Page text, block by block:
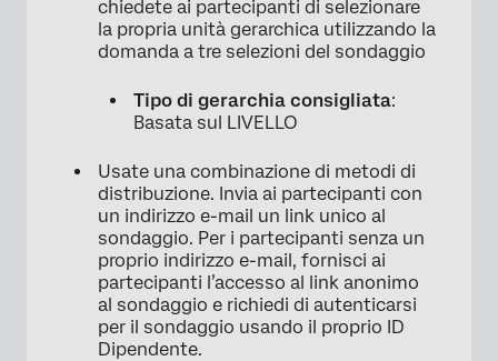
chiedete ai partecipanti di selezionare
la propria unità gerarchica utilizzando la
domanda a tre selezioni del sondaggio
Tipo di gerarchia consigliata:
Basata sul LIVELLO
Usate una combinazione di metodi di
distribuzione. Invia ai partecipanti con
un indirizzo e-mail un link unico al
sondaggio. Per i partecipanti senza un
proprio indirizzo e-mail, fornisci ai
partecipanti l’accesso al link anonimo
al sondaggio e richiedi di autenticarsi
per il sondaggio usando il proprio ID
Dipendente.